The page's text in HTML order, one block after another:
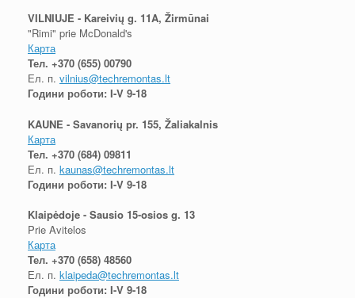
VILNIUJE - Kareivių g. 11A, Žirmūnai
"Rimi" prie McDonald's
Карта
Тел. +370 (655) 00790
Ел. п. vilnius@techremontas.lt
Години роботи: I-V 9-18
KAUNE - Savanorių pr. 155, Žaliakalnis
Карта
Тел. +370 (684) 09811
Ел. п. kaunas@techremontas.lt
Години роботи: I-V 9-18
Klaipėdoje - Sausio 15-osios g. 13
Prie Avitelos
Карта
Тел. +370 (658) 48560
Ел. п. klaipeda@techremontas.lt
Години роботи: I-V 9-18